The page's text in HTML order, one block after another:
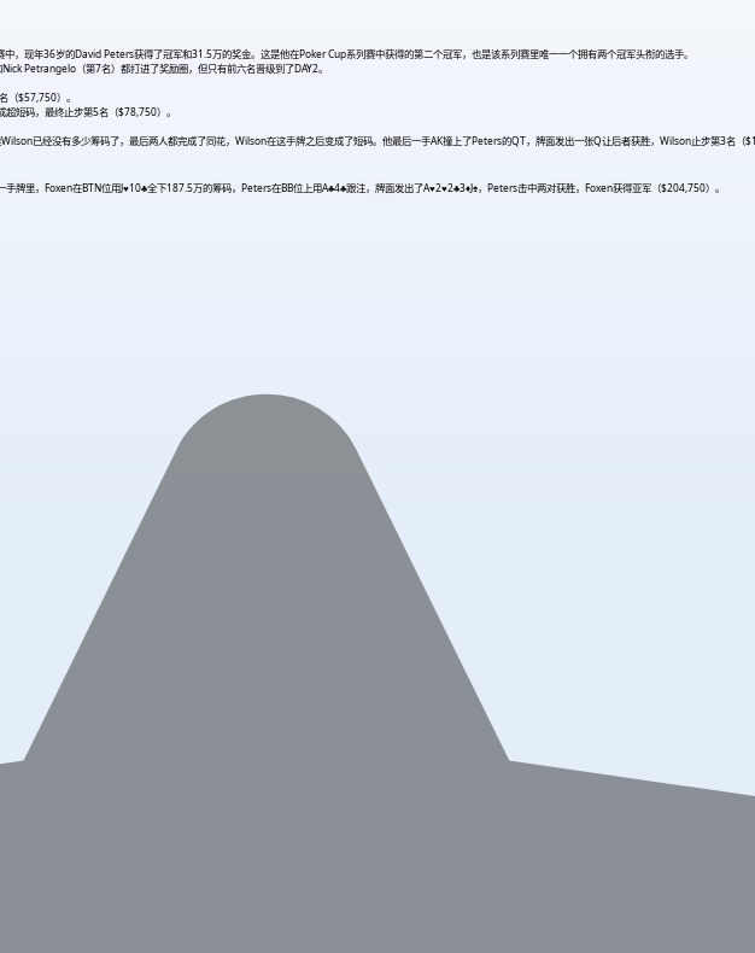
年36岁的David Peters获得了冠军和31.5万的奖金。这是他在Poker Cup系列赛中获得的第二个冠军，也是该系列赛里唯一一个拥有两个冠军头衔的选手。
Petrangelo（第7名）都打进了奖励圈，但只有前六名晋级到了DAY2。
（$57,750）。
短码，最终止步第5名（$78,750）。
已经没有多少筹码了，最后两人都完成了同花，Wilson在这手牌之后变成了短码。他最后一手AK撞上了Peters的QT，牌面发出一张Q让后者获胜，Wilson止步第3名（
里，Foxen在BTN位用J♥10♣全下187.5万的筹码，Peters在BB位上用A♣4♣跟注，牌面发出了A♥2♥2♣3♦J♠，Peters击中两对获胜，Foxen获得亚军（$204,750）。